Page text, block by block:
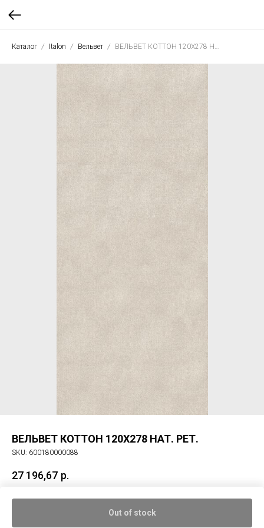
Каталог Italon Вельвет ВЕЛЬВЕТ КОТТОН 120X278 НАТ. РЕТ.
ВЕЛЬВЕТ КОТТОН 120X278 НАТ. РЕТ.
SKU: 600180000088
27 196,67 р.
Out of stock
Керам. гранит ВЕЛЬВЕТ КОТТОН 120X278 НАТ. РЕТ.